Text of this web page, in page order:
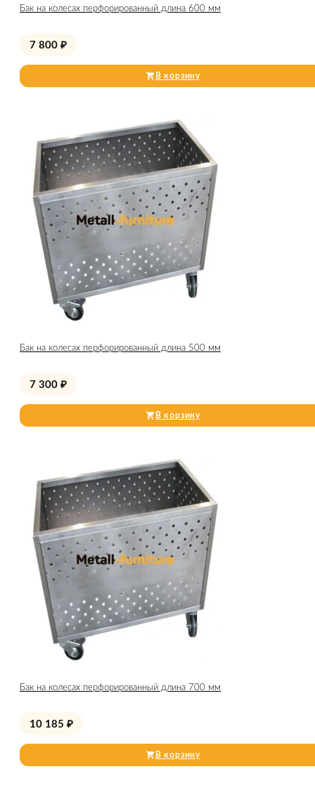
Бак на колесах перфорированный длина 600 мм
7 800 ₽
В корзину
Бак на колесах перфорированный длина 500 мм
7 300 ₽
В корзину
Бак на колесах перфорированный длина 700 мм
10 185 ₽
В корзину